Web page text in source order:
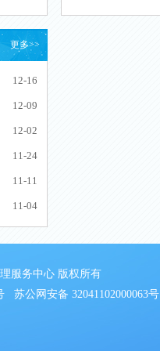
核的通知
更多>>
12-16
12-09
12-02
11-24
11-11
11-04
服务中心 版权所有
苏公网安备 32041102000063号